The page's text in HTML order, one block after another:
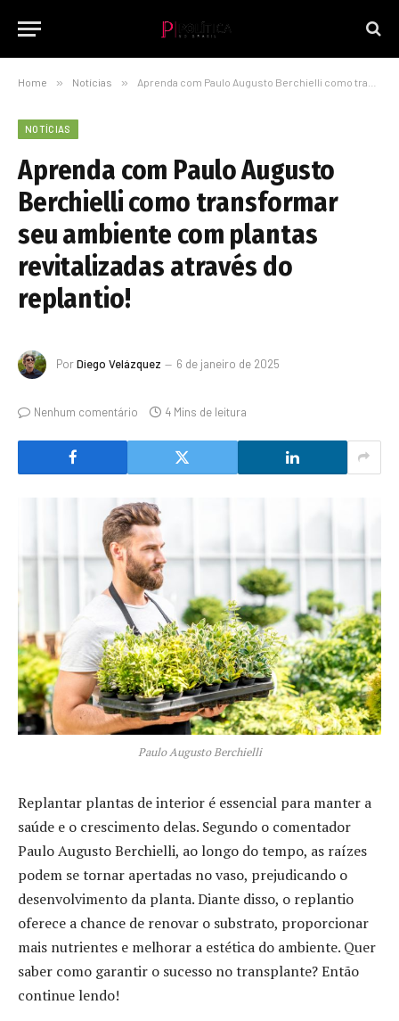
Home » Notícias » Aprenda com Paulo Augusto Berchielli como transformar seu ambiente com plantas revitalizadas através do replantio!
NOTÍCIAS
Aprenda com Paulo Augusto
Berchielli como transformar
seu ambiente com plantas
revitalizadas através do
replantio!
PorDiego Velázquez 6 de janeiro de 2025
Nenhum comentário 4 Mins de leitura
Paulo Augusto Berchielli
Replantar plantas de interior é essencial para manter a
saúde e o crescimento delas. Segundo o comentador
Paulo Augusto Berchielli, ao longo do tempo, as raízes
podem se tornar apertadas no vaso, prejudicando o
desenvolvimento da planta. Diante disso, o replantio
oferece a chance de renovar o substrato, proporcionar
mais nutrientes e melhorar a estética do ambiente. Quer
saber como garantir o sucesso no transplante? Então
continue lendo!